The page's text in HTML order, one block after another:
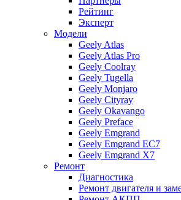
Рейтинг
Эксперт
Модели
Geely Atlas
Geely Atlas Pro
Geely Coolray
Geely Tugella
Geely Monjaro
Geely Cityray
Geely Okavango
Geely Preface
Geely Emgrand
Geely Emgrand EC7
Geely Emgrand X7
Ремонт
Диагностика
Ремонт двигателя и